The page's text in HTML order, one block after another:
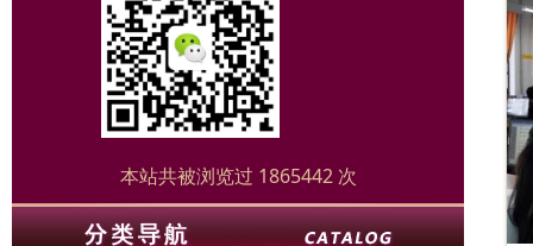
本站共被浏览过 1865442 次